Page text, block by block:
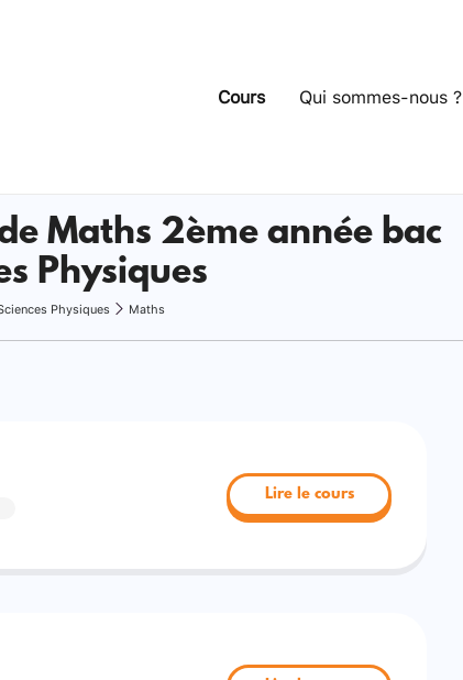
Cours Qui sommes-nous ?
Maths 2ème année bac
Physiques
Physiques Maths
Lire le cours